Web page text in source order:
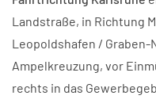
Landstraße, in Richtung
Leopoldshafen /
Ampelkreuzung, vor
rechts in das